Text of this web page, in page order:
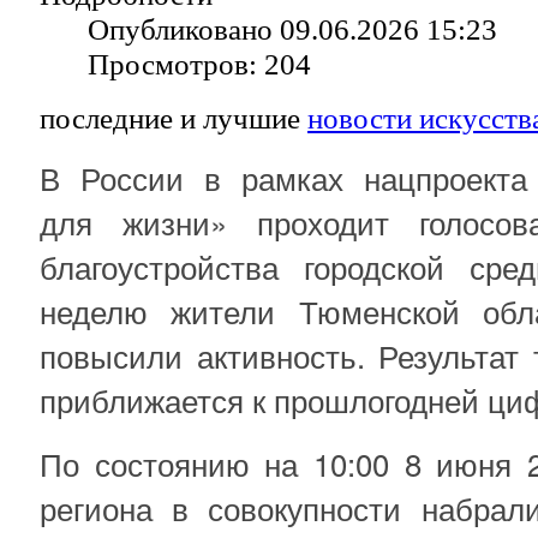
Опубликовано 09.06.2026 15:23
Просмотров: 204
последние и лучшие новости
В России в рамках нацпроекта
для жизни» проходит
благоустройства городской
неделю жители Тюменской
повысили активность. Результат
приближается к прошлогодней
По состоянию на 10:00 8 июня
региона в совокупности